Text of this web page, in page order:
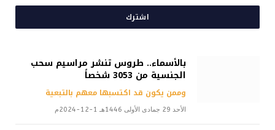
اشترك
بالأسماء.. طروس تنشر مراسيم سحب
الجنسية من 3053 شخصاً
وممن يكون قد اكتسبها معهم بالتبعية
الأحد 29 جمادى الأولى 1446هـ 1-12-2024م